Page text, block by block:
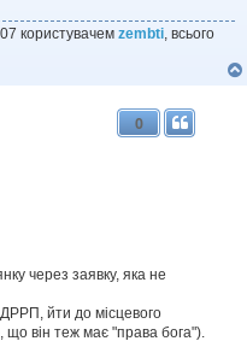
користувачем zembti , всього
0
через заявку, яка не
йти до місцевого
що він теж має "права бога").